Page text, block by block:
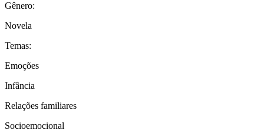
Gênero:
Novela
Temas:
Emoções
Infância
Relações familiares
Socioemocional